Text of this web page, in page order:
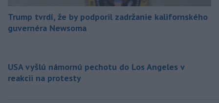
Trump tvrdí, že by podporil zadržanie kalifornského
guvernéra Newsoma
USA vyšlú námornú pechotu do Los Angeles v
reakcii na protesty